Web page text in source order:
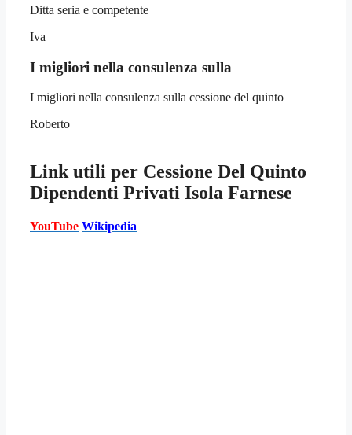
Ditta seria e competente
Iva
I migliori nella consulenza sulla
I migliori nella consulenza sulla cessione del quinto
Roberto
Link utili per Cessione Del Quinto
Dipendenti Privati Isola Farnese
YouTube Wikipedia